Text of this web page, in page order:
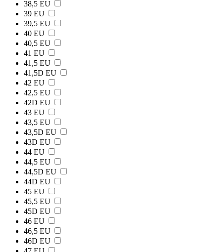
38,5 EU
39 EU
39,5 EU
40 EU
40,5 EU
41 EU
41,5 EU
41,5D EU
42 EU
42,5 EU
42D EU
43 EU
43,5 EU
43,5D EU
43D EU
44 EU
44,5 EU
44,5D EU
44D EU
45 EU
45,5 EU
45D EU
46 EU
46,5 EU
46D EU